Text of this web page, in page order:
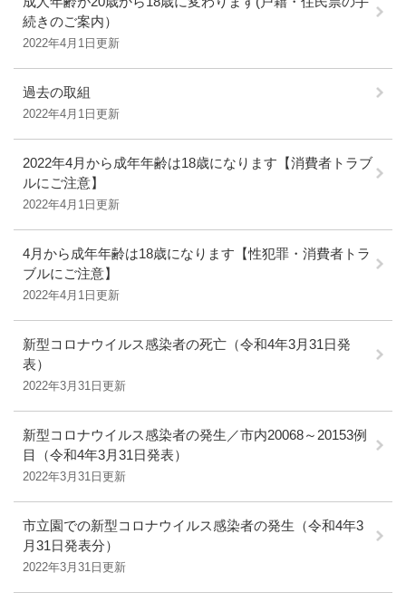
続きのご案内）
2022年4月1日更新
過去の取組
2022年4月1日更新
2022年4月から成年年齢は18歳になります【消費者トラブ
ルにご注意】
2022年4月1日更新
4月から成年年齢は18歳になります【性犯罪・消費者トラ
ブルにご注意】
2022年4月1日更新
新型コロナウイルス感染者の死亡（令和4年3月31日発
表）
2022年3月31日更新
新型コロナウイルス感染者の発生／市内20068～20153例
目（令和4年3月31日発表）
2022年3月31日更新
市立園での新型コロナウイルス感染者の発生（令和4年3
月31日発表分）
2022年3月31日更新